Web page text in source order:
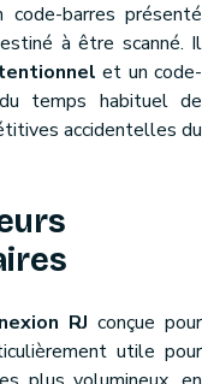
code-barres présenté
à être scanné. Il
et un code-
temps habituel de
accidentelles du
RJ conçue pour
utile pour